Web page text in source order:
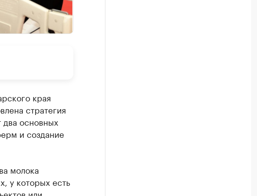
края
стратегия
два основных
и создание
молока
у которых есть
или